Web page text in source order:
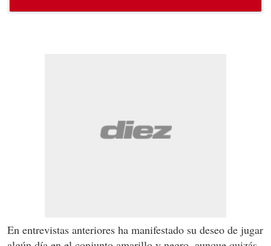
En entrevistas anteriores ha manifestado su deseo de jugar